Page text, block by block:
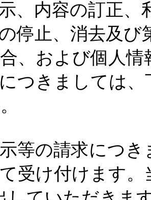
、内容の訂正
停止、消去及
、および個人
つきましては
等の請求につ
受け付けます